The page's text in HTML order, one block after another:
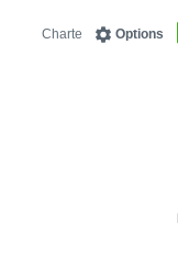
Options
Charte